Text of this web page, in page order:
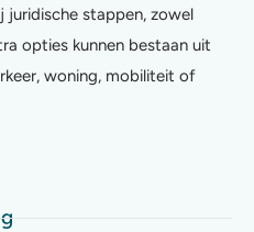
juridische stappen, zowel
opties kunnen bestaan uit
woning, mobiliteit of